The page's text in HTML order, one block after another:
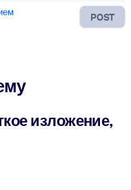
POST
изложение,